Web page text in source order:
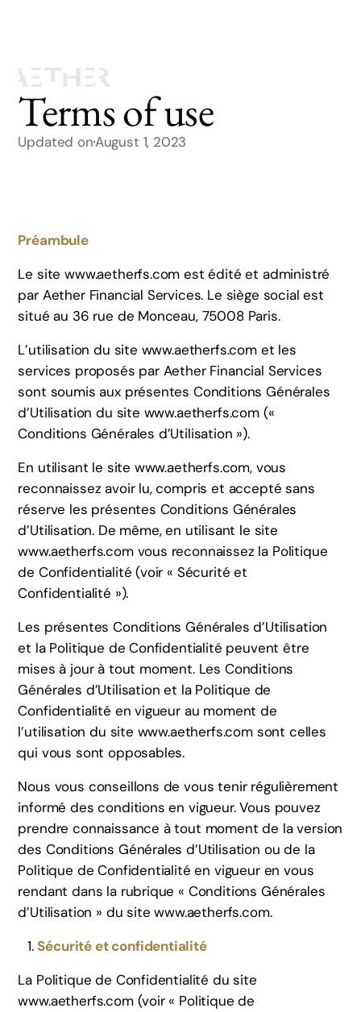
Terms of use
Updated onAugust 1, 2023
Préambule
Le site www.aetherfs.com est édité et administré
par Aether Financial Services. Le siège social est
situé au 36 rue de Monceau, 75008 Paris.
L’utilisation du site www.aetherfs.com et les
services proposés par Aether Financial Services
sont soumis aux présentes Conditions Générales
d’Utilisation du site www.aetherfs.com («
Conditions Générales d’Utilisation »).
En utilisant le site www.aetherfs.com, vous
reconnaissez avoir lu, compris et accepté sans
réserve les présentes Conditions Générales
d’Utilisation. De même, en utilisant le site
www.aetherfs.com vous reconnaissez la Politique
de Confidentialité (voir « Sécurité et
Confidentialité »).
Les présentes Conditions Générales d’Utilisation
et la Politique de Confidentialité peuvent être
mises à jour à tout moment. Les Conditions
Générales d’Utilisation et la Politique de
Confidentialité en vigueur au moment de
l’utilisation du site www.aetherfs.com sont celles
qui vous sont opposables.
Nous vous conseillons de vous tenir régulièrement
informé des conditions en vigueur. Vous pouvez
prendre connaissance à tout moment de la version
des Conditions Générales d’Utilisation ou de la
Politique de Confidentialité en vigueur en vous
rendant dans la rubrique « Conditions Générales
d’Utilisation » du site www.aetherfs.com.
Sécurité et confidentialité
La Politique de Confidentialité du site
www.aetherfs.com (voir « Politique de